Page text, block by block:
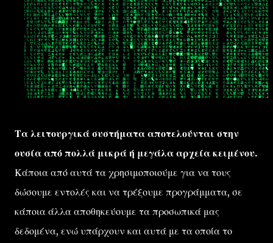
Τα λειτουργικά συστήματα αποτελούνται στην
ουσία από πολλά μικρά ή μεγάλα αρχεία κειμένου.
Κάποια από αυτά τα χρησιμοποιούμε για να τους
δώσουμε εντολές και να τρέξουμε προγράμματα, σε
κάποια άλλα αποθηκεύουμε τα προσωπικά μας
δεδομένα, ενώ υπάρχουν και αυτά με τα οποία το